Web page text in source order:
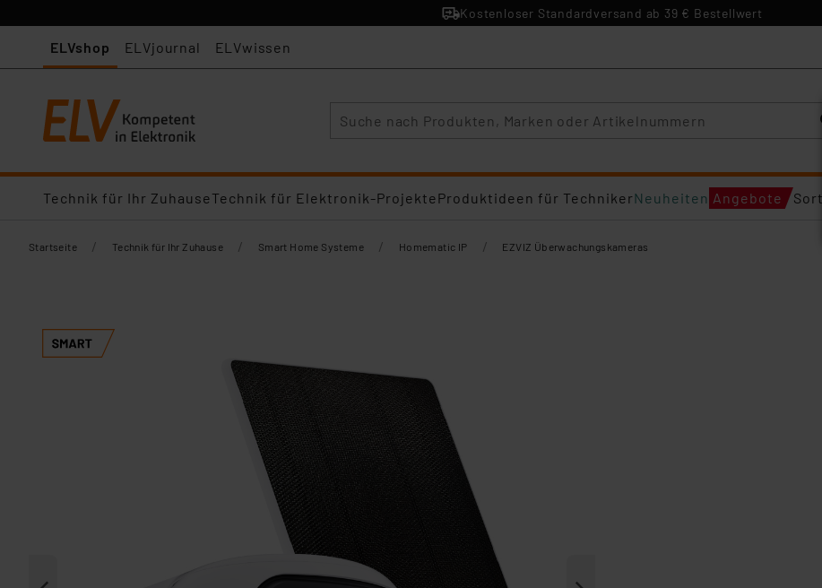
Kostenloser Standardversand ab 39 € Bestellwert
ELVshop ELVjournal ELVwissen
Technik für Ihr ZuhauseTechnik für Elektronik-ProjekteProduktideen für TechnikerNeuheiten Angebote
Startseite / Technik für Ihr Zuhause / Smart Home Systeme / Homematic IP / EZVIZ Überwachungskameras